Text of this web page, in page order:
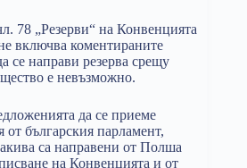
78 „Резерви“ на Конвенцията
включва коментираните
се направи резерва срещу
е невъзможно.
да се приеме
от българския парламент,
са направени от Полша
на Конвенцията и от